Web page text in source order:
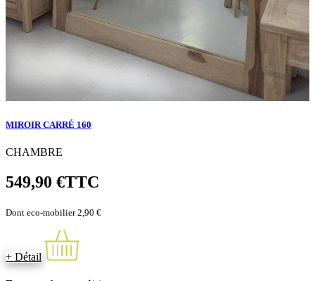
MIROIR CARRÉ 160
CHAMBRE
549,90 €TTC
Dont eco-mobilier 2,90 €
+ Détail